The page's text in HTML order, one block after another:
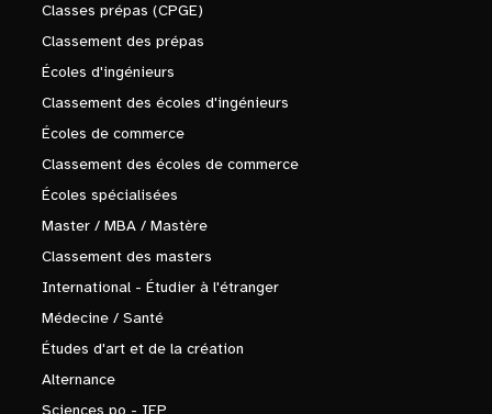
Classes prépas (CPGE)
Classement des prépas
Écoles d'ingénieurs
Classement des écoles d'ingénieurs
Écoles de commerce
Classement des écoles de commerce
Écoles spécialisées
Master / MBA / Mastère
Classement des masters
International - Étudier à l'étranger
Médecine / Santé
Études d'art et de la création
Alternance
Sciences po - IEP